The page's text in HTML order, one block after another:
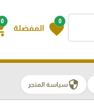
0
favorite المفضلة
0
securityسياسة المتجر